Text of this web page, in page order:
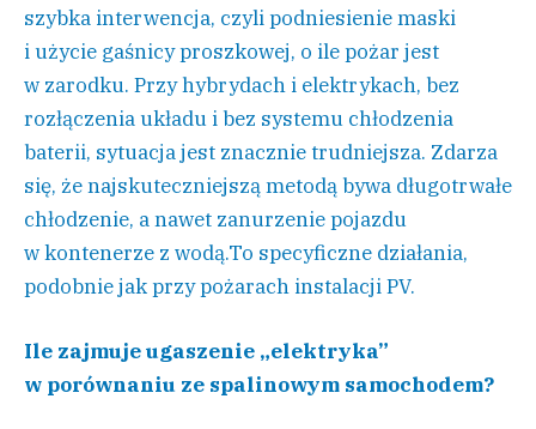
szybka interwencja, czyli podniesienie maski
i użycie gaśnicy proszkowej, o ile pożar jest
w zarodku. Przy hybrydach i elektrykach, bez
rozłączenia układu i bez systemu chłodzenia
baterii, sytuacja jest znacznie trudniejsza. Zdarza
się, że najskuteczniejszą metodą bywa długotrwałe
chłodzenie, a nawet zanurzenie pojazdu
w kontenerze z wodą.To specyficzne działania,
podobnie jak przy pożarach instalacji PV.
Ile zajmuje ugaszenie „elektryka”
w porównaniu ze spalinowym samochodem?